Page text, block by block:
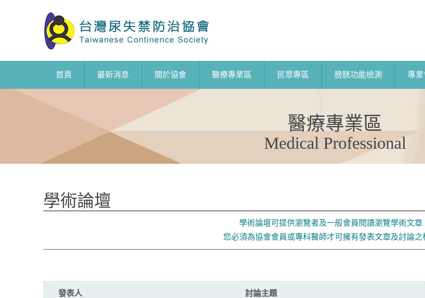
首頁 最新消息 關於協會 醫療專業區 民眾專區 膀胱功能檢測 專業
醫療專業區
Medical Professional
學術論壇
學術論壇可提供瀏覽者及一般會員閱讀瀏覽學術文章
您必須為協會會員或專科醫師才可擁有發表文章及討論之
發表人 討論主題